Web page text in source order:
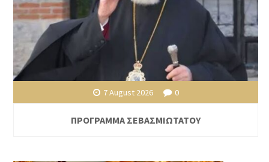
7 August 2026 0
ΠΡΟΓΡΑΜΜΑ ΣΕΒΑΣΜΙΩΤΑΤΟΥ